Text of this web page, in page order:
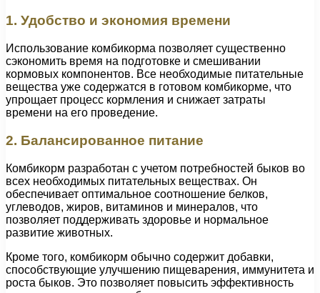
1. Удобство и экономия времени
Использование комбикорма позволяет существенно
сэкономить время на подготовке и смешивании
кормовых компонентов. Все необходимые питательные
вещества уже содержатся в готовом комбикорме, что
упрощает процесс кормления и снижает затраты
времени на его проведение.
2. Балансированное питание
Комбикорм разработан с учетом потребностей быков во
всех необходимых питательных веществах. Он
обеспечивает оптимальное соотношение белков,
углеводов, жиров, витаминов и минералов, что
позволяет поддерживать здоровье и нормальное
развитие животных.
Кроме того, комбикорм обычно содержит добавки,
способствующие улучшению пищеварения, иммунитета и
роста быков. Это позволяет повысить эффективность